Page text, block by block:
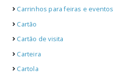
Carrinhos para feiras e eventos
Cartão
Cartão de visita
Carteira
Cartola